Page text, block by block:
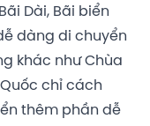
Dài, Bãi biển
dàng di chuyển
khác như Chùa
chỉ cách
thêm phần dễ